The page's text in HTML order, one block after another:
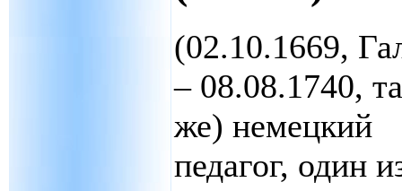
(02.10.1669,
– 08.08.1740,
же) немецкий
педагог, один